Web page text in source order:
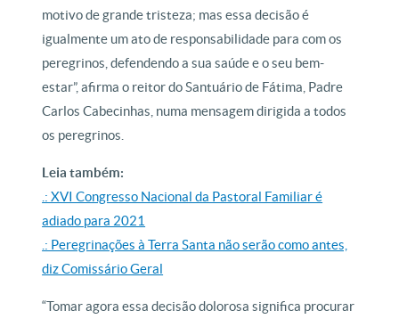
motivo de grande tristeza; mas essa decisão é
igualmente um ato de responsabilidade para com os
peregrinos, defendendo a sua saúde e o seu bem-
estar”, afirma o reitor do Santuário de Fátima, Padre
Carlos Cabecinhas, numa mensagem dirigida a todos
os peregrinos.
Leia também:
.: XVI Congresso Nacional da Pastoral Familiar é
adiado para 2021
.: Peregrinações à Terra Santa não serão como antes,
diz Comissário Geral
“Tomar agora essa decisão dolorosa significa procurar